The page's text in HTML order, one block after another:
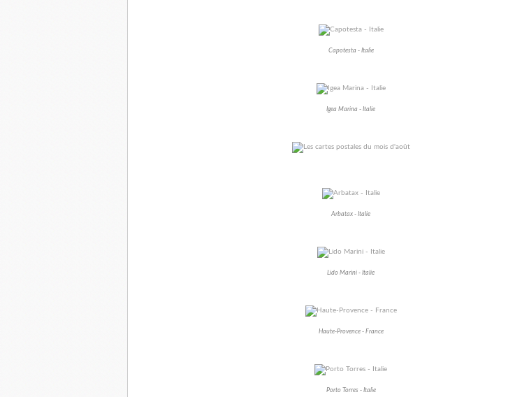
Capotesta - Italie
Igea Marina - Italie
Arbatax - Italie
Lido Marini - Italie
Haute-Provence - France
Porto Torres - Italie